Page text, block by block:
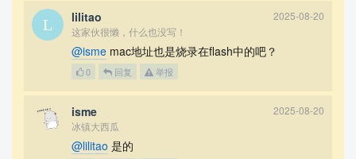
lilitao
2025-08-20
这家伙很懒，什么也没写！
@isme mac地址也是烧录在flash中的吧？
0 回复 举报
isme
2025-08-20
冰镇大西瓜
@lilitao 是的